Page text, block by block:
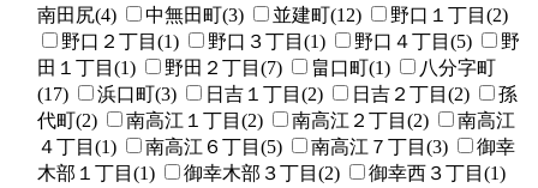
南田尻(4)
中無田町(3) 並建町(12)
野口１丁目(2)
野口２丁目(1)
野口３丁目(1) 野口４丁目(5)
野
田１丁目(1)
野田２丁目(7) 畠口町(1)
八分字町
(17)
浜口町(3) 日吉１丁目(2) 日吉２丁目(2)
孫
代町(2)
南高江１丁目(2) 南高江２丁目(2)
南高江
４丁目(1)
南高江６丁目(5) 南高江７丁目(3)
御幸
木部１丁目(1)
御幸木部３丁目(2)
御幸西３丁目(1)